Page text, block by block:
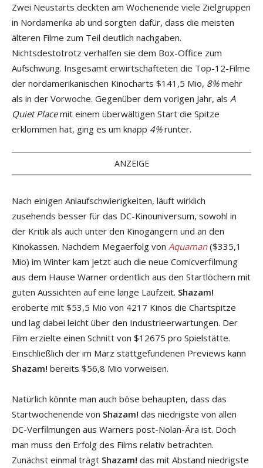
Zwei Neustarts deckten am Wochenende viele Zielgruppen
in Nordamerika ab und sorgten dafür, dass die meisten
älteren Filme zum Teil deutlich nachgaben.
Nichtsdestotrotz verhalfen sie dem Box-Office zum
Aufschwung. Insgesamt erwirtschafteten die Top-12-Filme
der nordamerikanischen Kinocharts $141,5 Mio, 8%mehr
als in der Vorwoche. Gegenüber dem vorigen Jahr, als A
Quiet Placemit einem überwältigen Start die Spitze
erklommen hat, ging es um knapp 4%runter.
ANZEIGE
Nach einigen Anlaufschwierigkeiten, läuft wirklich
zusehends besser für das DC-Kinouniversum, sowohl in
der Kritik als auch unter den Kinogängern und an den
Kinokassen. Nachdem Megaerfolg von Aquaman($335,1
Mio) im Winter kam jetzt auch die neue Comicverfilmung
aus dem Hause Warner ordentlich aus den Startlöchern mit
guten Aussichten auf eine lange Laufzeit. Shazam!
eroberte mit $53,5 Mio von 4217 Kinos die Chartspitze
und lag dabei leicht über den Industrieerwartungen. Der
Film erzielte einen Schnitt von $12675 pro Spielstätte.
Einschließlich der im März stattgefundenen Previews kann
Shazam! bereits $56,8 Mio vorweisen.
Natürlich könnte man auch böse behaupten, dass das
Startwochenende von Shazam! das niedrigste von allen
DC-Verfilmungen aus Warners post-Nolan-Ära ist. Doch
man muss den Erfolg des Films relativ betrachten.
Zunächst einmal trägt Shazam! das mit Abstand niedrigste